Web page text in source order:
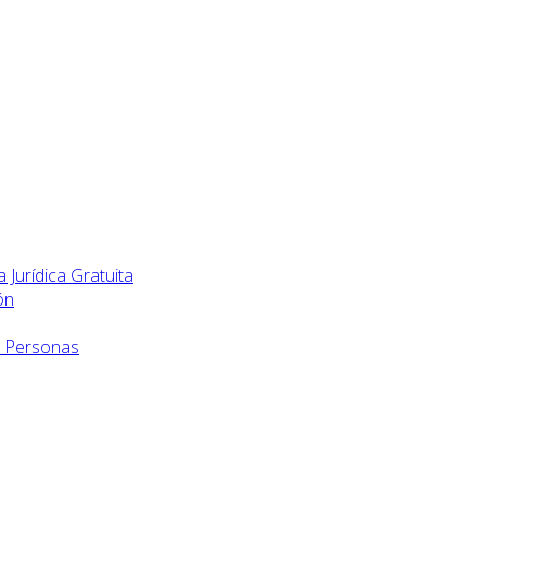
Jurídica Gratuita
Personas